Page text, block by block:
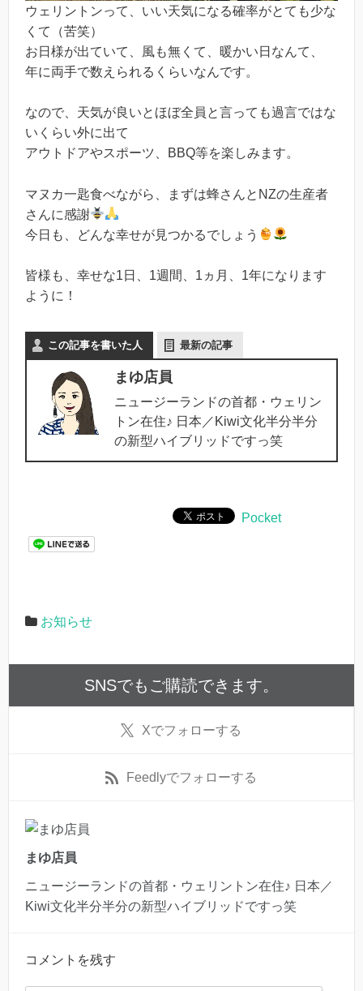
ウェリントンって、いい天気になる確率がとても少な
くて（苦笑）
お日様が出ていて、風も無くて、暖かい日なんて、
年に両手で数えられるくらいなんです。
なので、天気が良いとほぼ全員と言っても過言ではな
いくらい外に出て
アウトドアやスポーツ、BBQ等を楽しみます。
マヌカ一匙食べながら、まずは蜂さんとNZの生産者
さんに感謝
今日も、どんな幸せが見つかるでしょう
皆様も、幸せな1日、1週間、1ヵ月、1年になります
ように！
この記事を書いた人 最新の記事
まゆ店員
ニュージーランドの首都・ウェリン
トン在住♪ 日本／Kiwi文化半分半分
の新型ハイブリッドですっ笑
Pocket
お知らせ
SNSでもご購読できます。
Xでフォローする
Feedlyでフォローする
まゆ店員
ニュージーランドの首都・ウェリントン在住♪ 日本／
Kiwi文化半分半分の新型ハイブリッドですっ笑
コメントを残す